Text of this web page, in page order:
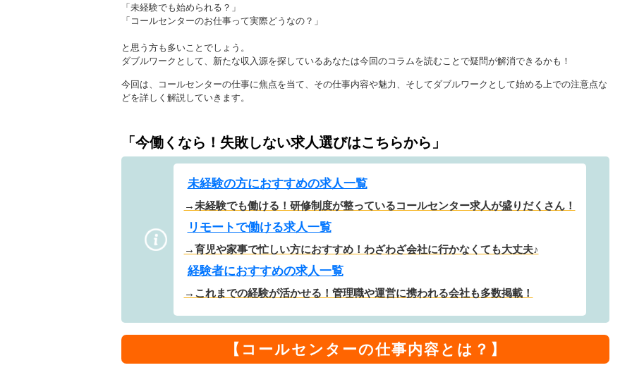
「未経験でも始められる？」
「コールセンターのお仕事って実際どうなの？」
と思う方も多いことでしょう。
ダブルワークとして、新たな収入源を探しているあなたは今回のコラムを読むことで疑問が解消できるかも！
今回は、コールセンターの仕事に焦点を当て、その仕事内容や魅力、そしてダブルワークとして始める上での注意点な
どを詳しく解説していきます。
「今働くなら！失敗しない求人選びはこちらから」
未経験の方におすすめの求人一覧
→未経験でも働ける！研修制度が整っているコールセンター求人が盛りだくさん！
リモートで働ける求人一覧
→育児や家事で忙しい方におすすめ！わざわざ会社に行かなくても大丈夫♪
経験者におすすめの求人一覧
→これまでの経験が活かせる！管理職や運営に携われる会社も多数掲載！
【コールセンターの仕事内容とは？】